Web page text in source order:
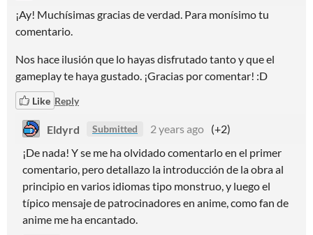
¡Ay! Muchísimas gracias de verdad. Para monísimo tu
comentario.
Nos hace ilusión que lo hayas disfrutado tanto y que el
gameplay te haya gustado. ¡Gracias por comentar! :D
Like Reply
Eldyrd Submitted 2 years ago (+2)
¡De nada! Y se me ha olvidado comentarlo en el primer
comentario, pero detallazo la introducción de la obra al
principio en varios idiomas tipo monstruo, y luego el
típico mensaje de patrocinadores en anime, como fan de
anime me ha encantado.